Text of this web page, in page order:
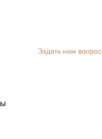
Задать нам вопрос